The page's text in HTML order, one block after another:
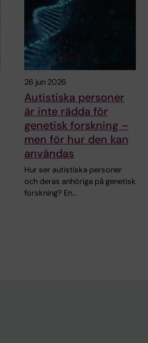
26 jun 2026
Autistiska personer
är inte rädda för
genetisk forskning –
men för hur den kan
användas
Hur ser autistiska personer
och deras anhöriga på genetisk
forskning? En…